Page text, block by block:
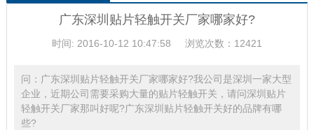
广东深圳贴片轻触开关厂家哪家好?
时间: 2016-10-12 10:47:58 浏览次数：12421
问：广东深圳贴片轻触开关厂家哪家好?我公司是深圳一家大型
企业，近期公司需要采购大量的贴片轻触开关，请问深圳贴片
轻触开关厂家那叫好呢?广东深圳贴片轻触开关好的品牌有哪
些?